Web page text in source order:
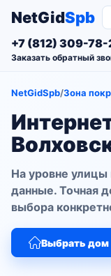
NetGidSpb
+7 (812) 309-78-
Заказать обратный
NetGidSpb/Зона
На уровне
данные. Точная
выбора
Выбрать дом